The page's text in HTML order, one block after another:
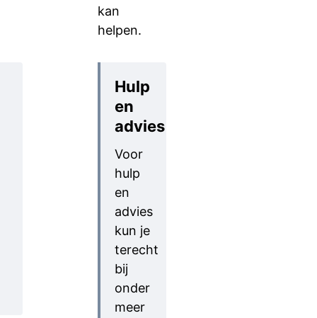
kan
helpen.
Hulp
en
advies
Voor
hulp
en
advies
kun je
terecht
bij
onder
meer